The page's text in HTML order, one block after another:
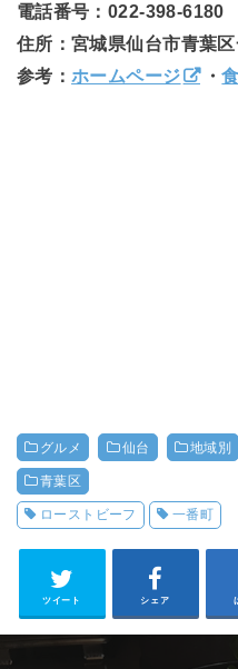
電話番号：022-398-6180
住所：宮城県仙台市青葉
参考：ホームページ ・
グルメ 仙台 地域別
青葉区
ローストビーフ 一番町
ツイート シェア